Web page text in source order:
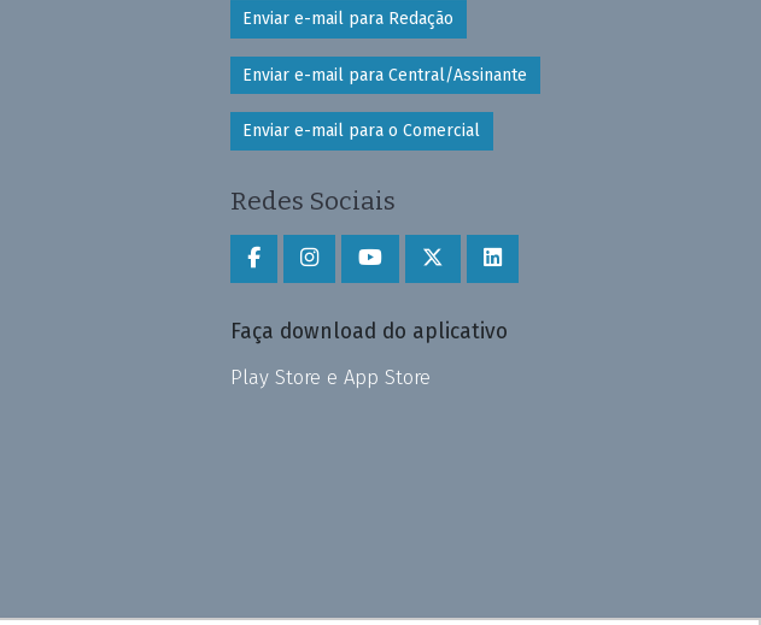
Enviar e-mail para Redação
Enviar e-mail para Central/Assinante
Enviar e-mail para o Comercial
Redes Sociais
Faça download do aplicativo
Play Store e App Store